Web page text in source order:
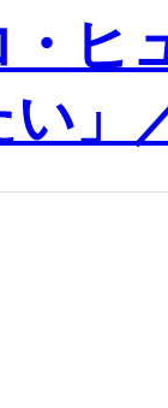
・ヒ
い」